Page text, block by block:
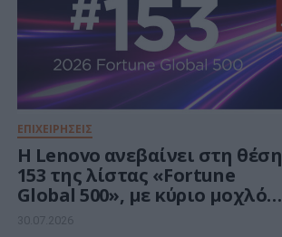
ΕΠΙΧΕΙΡΗΣΕΙΣ
Η Lenovo ανεβαίνει στη θέση
153 της λίστας «Fortune
Global 500», με κύριο μοχλό
ανάπτυξης την Τεχνητή
30.07.2026